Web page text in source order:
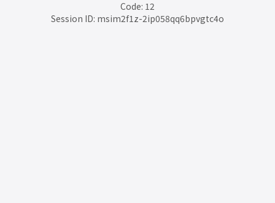
Code: 12
Session ID: msim2f1z-2ip058qq6bpvgtc4o